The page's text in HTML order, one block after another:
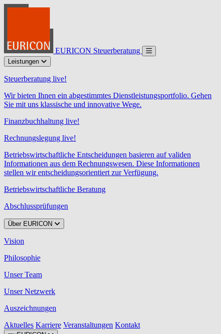
EURICON Steuerberatung
Leistungen
Steuerberatung live!
Wir bieten Ihnen ein abgestimmtes Dienstleistungsportfolio. Gehen
Sie mit uns klassische und innovative Wege.
Finanzbuchhaltung live!
Rechnungslegung live!
Betriebswirtschaftliche Entscheidungen basieren auf validen
Informationen aus dem Rechnungswesen. Diese Informationen
stellen wir entscheidungsorientiert zur Verfügung.
Betriebswirtschaftliche Beratung
Abschlussprüfungen
Über EURICON
Vision
Philosophie
Unser Team
Unser Netzwerk
Auszeichnungen
Aktuelles Karriere Veranstaltungen Kontakt